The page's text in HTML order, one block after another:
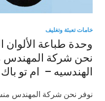
خامات تعبئة وتغليف
وحدة طباعة الألوان
نحن شركة المهندس
الهندسيه – ام تو باك
نوفر نحن شركة المهندس